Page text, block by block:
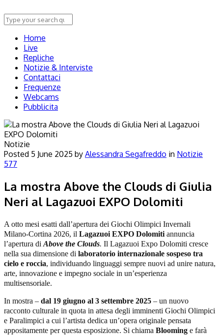
Home
Live
Repliche
Notizie & Interviste
Contattaci
Frequenze
Webcams
Pubblicita
Notizie
Posted 5 June 2025 by Alessandra Segafreddo in Notizie
577
La mostra Above the Clouds di Giulia
Neri al Lagazuoi EXPO Dolomiti
A otto mesi esatti dall’apertura dei Giochi Olimpici Invernali
Milano-Cortina 2026, il Lagazuoi EXPO Dolomiti annuncia
l’apertura di Above the Clouds. Il Lagazuoi Expo Dolomiti cresce
nella sua dimensione di laboratorio internazionale sospeso tra
cielo e roccia, individuando linguaggi sempre nuovi ad unire natura,
arte, innovazione e impegno sociale in un’esperienza
multisensoriale.
In mostra – dal 19 giugno al 3 settembre 2025 – un nuovo
racconto culturale in quota in attesa degli imminenti Giochi Olimpici
e Paralimpici a cui l’artista dedica un’opera originale pensata
appositamente per questa esposizione. Si chiama Blooming e farà